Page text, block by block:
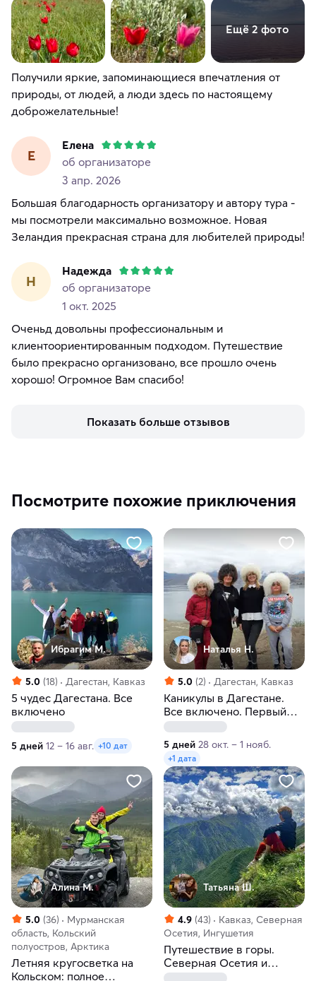
Ещё 2 фото
Получили яркие, запоминающиеся впечатления от
природы, от людей, а люди здесь по настоящему
доброжелательные!
Е
Елена
об организаторе
3 апр. 2026
Большая благодарность организатору и автору тура -
мы посмотрели максимально возможное. Новая
Зеландия прекрасная страна для любителей природы!
Н
Надежда
об организаторе
1 окт. 2025
Оченьд довольны профессиональным и
клиентоориентированным подходом. Путешествие
было прекрасно организовано, все прошло очень
хорошо! Огромное Вам спасибо!
Показать больше отзывов
Посмотрите похожие приключения
Ибрагим М.
5.0 (18) Дагестан, Кавказ
5 чудес Дагестана. Все
включено
5 дней 12 – 16 авг. +10 дат
Наталья Н.
5.0 (2) Дагестан, Кавказ
Каникулы в Дагестане.
Все включено. Первый
семейный тур
5 дней 28 окт. – 1 нояб.
+1 дата
Алина М.
5.0 (36)
Мурманская
область, Кольский
полуостров, Арктика
Летняя кругосветка на
Кольском: полное
Татьяна Ш.
4.9 (43)
Кавказ, Северная
Осетия, Ингушетия
Путешествие в горы.
Северная Осетия и
Ингушетия!